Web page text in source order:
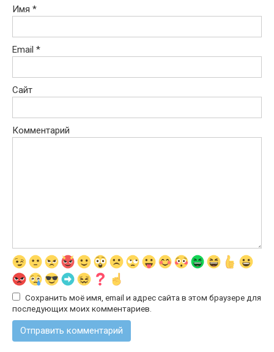
Имя *
Email *
Сайт
Комментарий
Сохранить моё имя, email и адрес сайта в этом браузере для
последующих моих комментариев.